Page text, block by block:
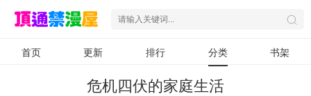
首页 更新 排行 分类 书架
危机四伏的家庭生活